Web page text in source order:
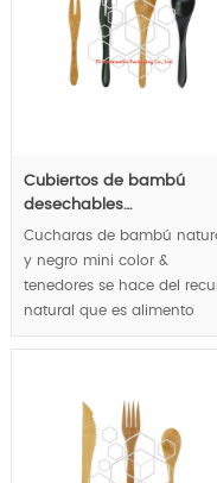
Cubiertos de bambú
desechables…
Cucharas de bambú
y negro mini color &
tenedores se hace del
natural que es alimento
seguro y respetuoso del
MOQ:10000pcs.